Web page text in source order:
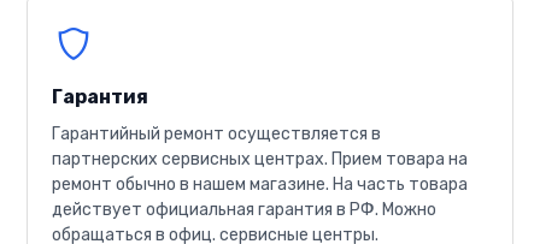
Гарантия
Гарантийный ремонт осуществляется в
партнерских сервисных центрах. Прием товара на
ремонт обычно в нашем магазине. На часть товара
действует официальная гарантия в РФ. Можно
обращаться в офиц. сервисные центры.